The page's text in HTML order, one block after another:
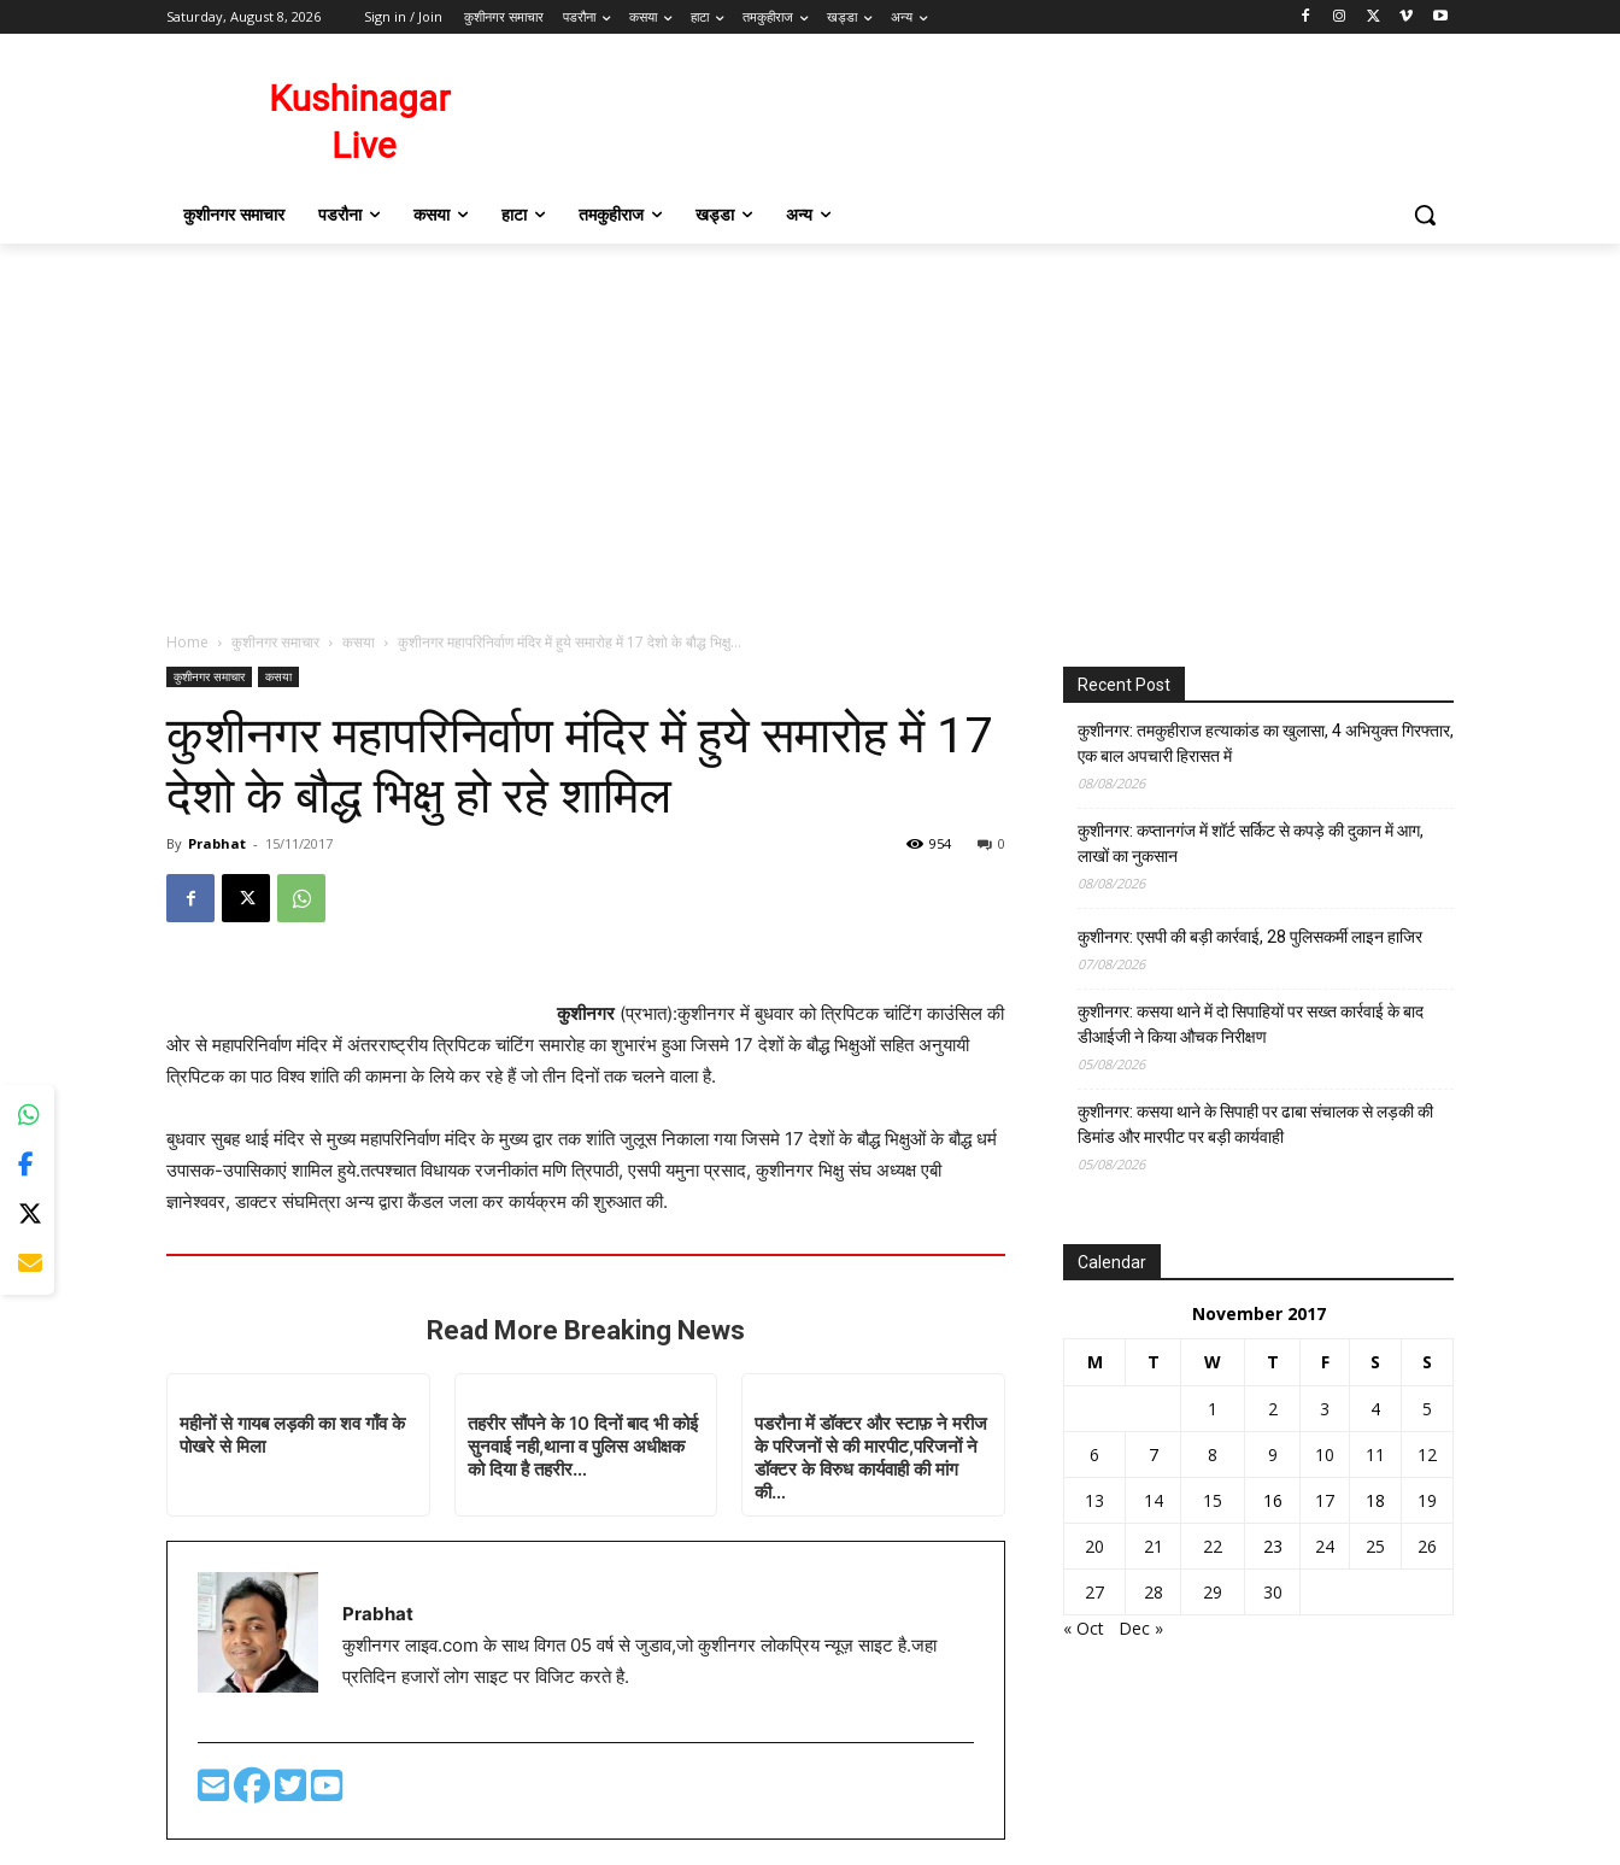
Saturday, August 8, 2026 Sign in / Join कुशीनगर समाचार पडरौना कसया हाटा तमकुहीराज खड्डा अन्य
कुशीनगर समाचार पडरौना कसया हाटा तमकुहीराज खड्डा अन्य
Home कुशीनगर समाचार कसया कुशीनगर महापरिनिर्वाण मंदिर में हुये समारोह में 17 देशो के बौद्ध भिक्षु...
कुशीनगर समाचार कसया
कुशीनगर महापरिनिर्वाण मंदिर में हुये समारोह में 17
देशो के बौद्ध भिक्षु हो रहे शामिल
By Prabhat - 15/11/2017 0
954
कुशीनगर(प्रभात):कुशीनगर में बुधवार को त्रिपिटक चांटिंग काउंसिल की
ओर से महापरिनिर्वाण मंदिर में अंतरराष्ट्रीय त्रिपिटक चांटिंग समारोह का शुभारंभ हुआ जिसमे 17 देशों के बौद्ध भिक्षुओं सहित अनुयायी
त्रिपिटक का पाठ विश्व शांति की कामना के लिये कर रहे हैं जो तीन दिनों तक चलने वाला है.
बुधवार सुबह थाई मंदिर से मुख्य महापरिनिर्वाण मंदिर के मुख्य द्वार तक शांति जुलूस निकाला गया जिसमे 17 देशों के बौद्ध भिक्षुओं के बौद्ध धर्म
उपासक-उपासिकाएं शामिल हुये.तत्पश्चात विधायक रजनीकांत मणि त्रिपाठी, एसपी यमुना प्रसाद, कुशीनगर भिक्षु संघ अध्यक्ष एबी
ज्ञानेश्ववर, डाक्टर संघमित्रा अन्य द्वारा कैंडल जला कर कार्यक्रम की शुरुआत की.
Read More Breaking News
महीनों से गायब लड़की का शव गाँव के
पोखरे से मिला
तहरीर सौंपने के 10 दिनों बाद भी कोई
सुनवाई नही,थाना व पुलिस अधीक्षक
को दिया है तहरीर…
पडरौना में डॉक्टर और स्टाफ़ ने मरीज
के परिजनों से की मारपीट,परिजनों ने
डॉक्टर के विरुध कार्यवाही की मांग
की…
Prabhat
कुशीनगर लाइव.com के साथ विगत 05 वर्ष से जुडाव,जो कुशीनगर लोकप्रिय न्यूज़ साइट है.जहा
प्रतिदिन हजारों लोग साइट पर विजिट करते है.
Recent Post
कुशीनगर: तमकुहीराज हत्याकांड का खुलासा, 4 अभियुक्त गिरफ्तार,
एक बाल अपचारी हिरासत में
08/08/2026
कुशीनगर: कप्तानगंज में शॉर्ट सर्किट से कपड़े की दुकान में आग,
लाखों का नुकसान
08/08/2026
कुशीनगर: एसपी की बड़ी कार्रवाई, 28 पुलिसकर्मी लाइन हाजिर
07/08/2026
कुशीनगर: कसया थाने में दो सिपाहियों पर सख्त कार्रवाई के बाद
डीआईजी ने किया औचक निरीक्षण
05/08/2026
कुशीनगर: कसया थाने के सिपाही पर ढाबा संचालक से लड़की की
डिमांड और मारपीट पर बड़ी कार्यवाही
05/08/2026
Calendar
November 2017
M T W T F S S
1 2 3 4
5
6
7 8 9 10 11
12
13
14 15 16 17 18
19
20
21 22 23 24 25
26
27
28 29
30
« Oct
Dec »